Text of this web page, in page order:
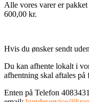
Alle vores varer er
600,00 kr.
Hvis du ønsker sendt
Du kan afhente lokalt i
afhentning skal aftales på
Enten på Telefon